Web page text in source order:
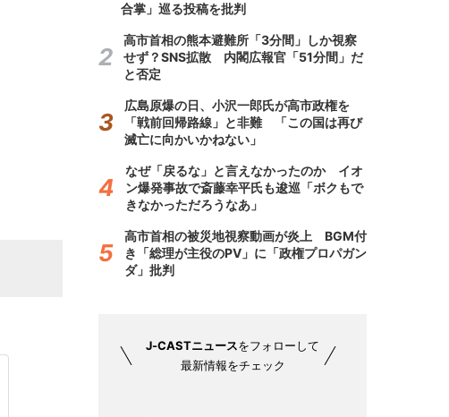
合掌」巡る投稿を批判
高市首相の熊本避難所「3分間」しか視察
せず？SNS拡散 内閣広報官「51分間」だ
と否定
広島原爆の日、小沢一郎氏が高市政権を
「戦前回帰路線」と非難 「この国は再び
滅亡に向かいかねない」
なぜ「戻るな」と言えなかったのか イオ
ン爆発事故で斎藤幸平氏も逡巡「ボクもで
きなかっただろうなあ」
高市首相の被災地視察動画が炎上 BGM付
き「総理が主役のPV」に「政権プロパガン
ダ」批判
J-CASTニュースをフォローして
最新情報をチェック